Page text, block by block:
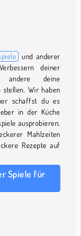
und anderer
deiner
andere deine
Wir haben
schaffst du es
in der Küche
ausprobieren.
Mahlzeiten
Rezepte auf
Spiele für